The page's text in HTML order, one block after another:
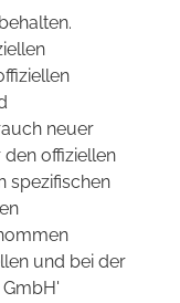
neuer
offiziellen
spezifischen
und bei der